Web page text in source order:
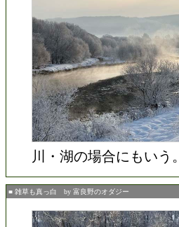
川・湖の場合にもいう。
■ 雑草も真っ白 by 富良野のオダジー